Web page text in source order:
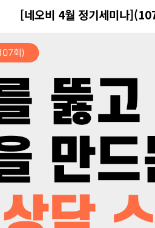
[네오비 4월 정기세미나